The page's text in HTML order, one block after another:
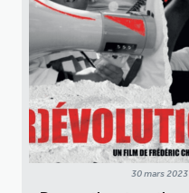
30 mars 2023